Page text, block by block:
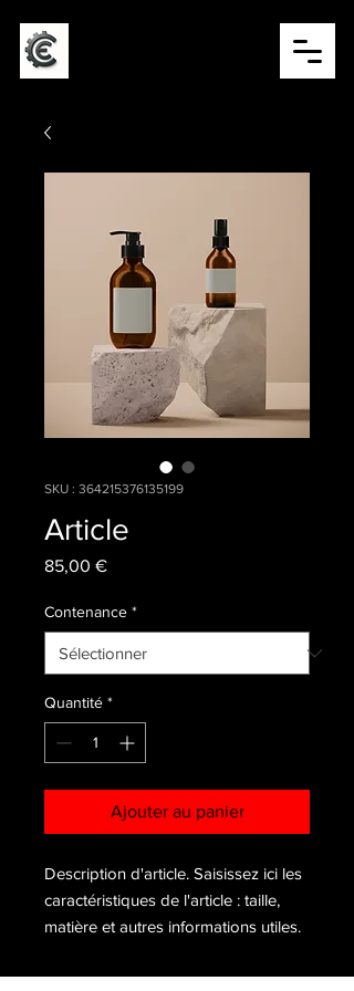
SKU : 364215376135199
Article
85,00 €Prix
Contenance *
Quantité *
Ajouter au panier
Description d'article. Saisissez ici les
caractéristiques de l'article : taille,
matière et autres informations utiles.